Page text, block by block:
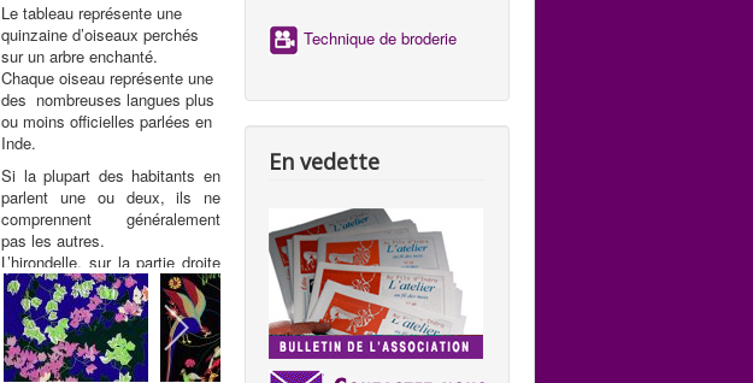
Le tableau représente une
quinzaine d’oiseaux perchés
sur un arbre enchanté.
Chaque oiseau représente une
des nombreuses langues plus
ou moins officielles parlées en
Inde.
Si la plupart des habitants en
parlent une ou deux, ils ne
comprennent généralement
pas les autres.
L’hirondelle, sur la partie droite
du tableau représente la langue
venue d’ailleurs, l’anglais,
arrivée au secours de toutes
les autres car c’est elle qui est
parlée un peu partout et qui
Technique de broderie
En vedette